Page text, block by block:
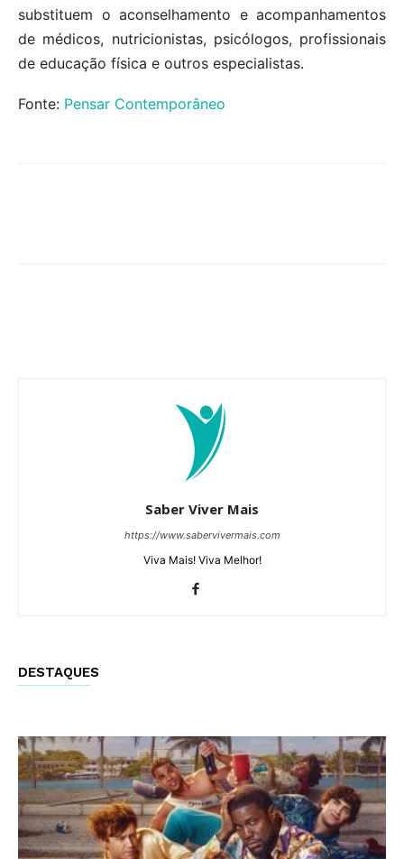
substituem o aconselhamento e acompanhamentos
de médicos, nutricionistas, psicólogos, profissionais
de educação física e outros especialistas.
Fonte: Pensar Contemporâneo
Saber Viver Mais
https://www.sabervivermais.com
Viva Mais! Viva Melhor!
DESTAQUES